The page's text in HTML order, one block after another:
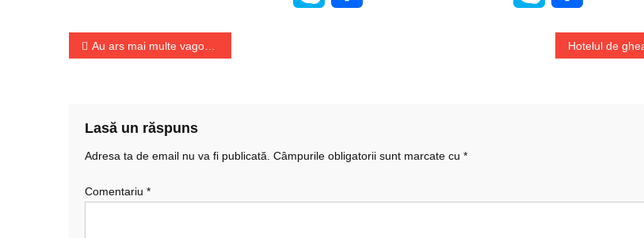
Navigare
Au ars mai multe vagoane de tren pe calea Giulesti
Lasă un răspuns
Adresa ta de email nu va fi publicată. Câmpurile obligatorii sunt marcate cu *
Comentariu *